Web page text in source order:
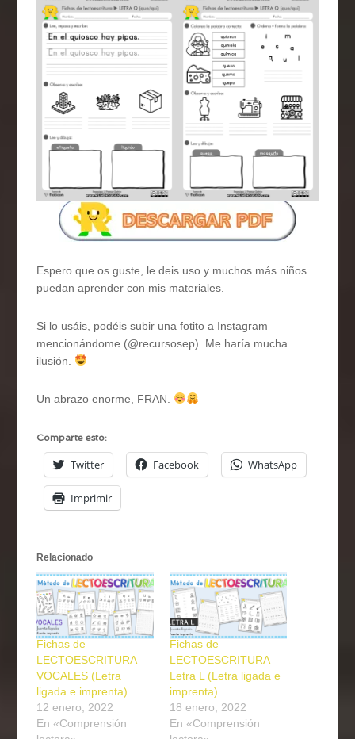
Espero que os guste, le deis uso y muchos más niños
puedan aprender con mis materiales.
Si lo usáis, podéis subir una fotito a Instagram
mencionándome (@recursosep). Me haría mucha
ilusión.
Un abrazo enorme, FRAN.
Comparte esto:
Twitter Facebook WhatsApp
Imprimir
Relacionado
Fichas de
LECTOESCRITURA –
VOCALES (Letra
ligada e imprenta)
12 enero, 2022
En «Comprensión
Fichas de
LECTOESCRITURA –
Letra L (Letra ligada e
imprenta)
18 enero, 2022
En «Comprensión